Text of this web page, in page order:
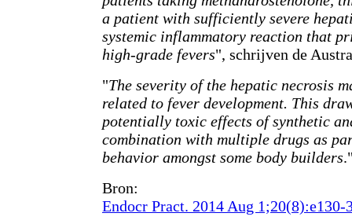
a patient with sufficiently severe
systemic inflammatory reaction that
high-grade fevers", schrijven de
"The severity of the hepatic necrosis
related to fever development. This
potentially toxic effects of synthetic
combination with multiple drugs as
behavior amongst some body builders
Bron:
Endocr Pract. 2014 Aug 1;20(8):e130-